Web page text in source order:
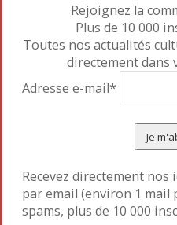
Au 3e étage, un peu de
devant les portraits des
Ces Parisiens du quartier
« où un bout d’Afrique
années. […] Je ne voulais
mais des images
badauds et des habitants
fortuites, soudaines,
Rejoignez la
Plus de 10 000
Toutes nos actualités
directement dans
Adresse e-mail*
Recevez directement
par email (environ 1 mail
spams, plus de 10 000